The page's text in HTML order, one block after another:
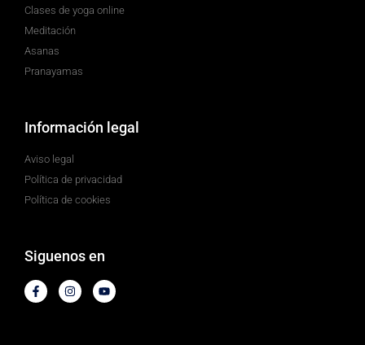
Clases de yoga online
Meditación
Asanas
Pranayamas
Información legal
Aviso legal
Política de privacidad
Política de cookies
Siguenos en